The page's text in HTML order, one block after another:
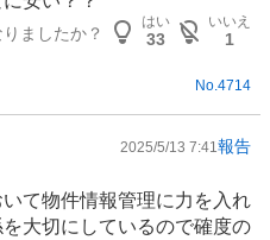
ましたか？
はい
33
いいえ
1
No. 4714
2025/5/13 7:41 報告
て物件情報管理に力を入れ
大切にしているので確度の